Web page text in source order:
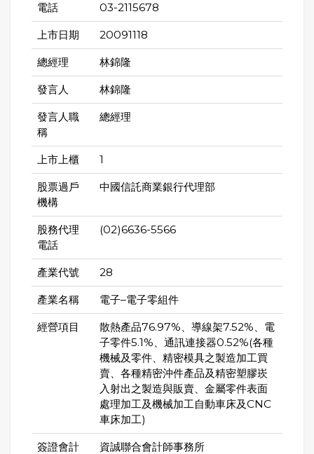
電話 03-2115678
上市日期 20091118
總經理 林錦隆
發言人 林錦隆
發言人職
稱
總經理
上市上櫃 1
股票過戶
機構
中國信託商業銀行代理部
股務代理
電話
(02)6636-5566
產業代號 28
產業名稱 電子–電子零組件
經營項目
散熱產品76.97%、導線架7.52%、電
子零件5.1%、通訊連接器0.52%(各種
機械及零件、精密模具之製造加工買
賣、各種精密沖件產品及精密塑膠崁
入射出之製造與販賣、金屬零件表面
處理加工及機械加工自動車床及CNC
車床加工)
簽證會計
資誠聯合會計師事務所